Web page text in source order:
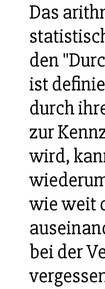
Das
den
ist
durch
zur
wird,
wie weit
bei der